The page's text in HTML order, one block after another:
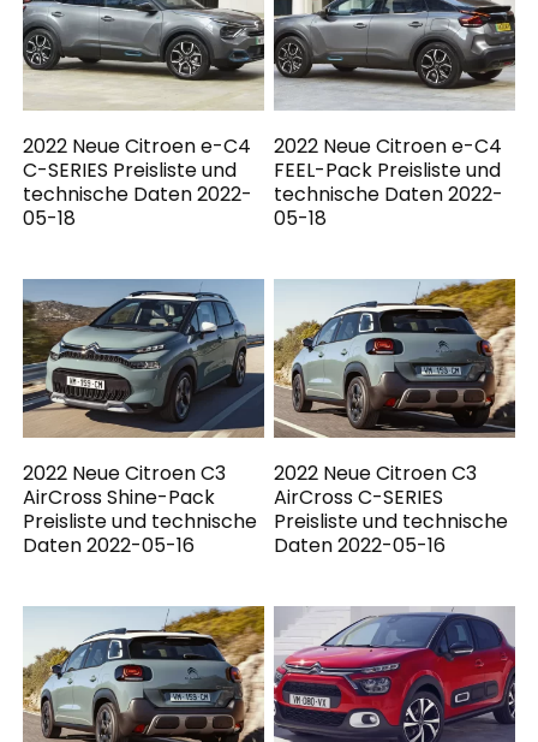
2022 Neue Citroen e-C4
C-SERIES Preisliste und
technische Daten 2022-
05-18
2022 Neue Citroen e-C4
FEEL-Pack Preisliste und
technische Daten 2022-
05-18
2022 Neue Citroen C3
AirCross Shine-Pack
Preisliste und technische
Daten 2022-05-16
2022 Neue Citroen C3
AirCross C-SERIES
Preisliste und technische
Daten 2022-05-16